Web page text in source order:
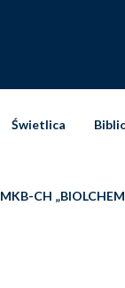
Świetlica
MKB-CH